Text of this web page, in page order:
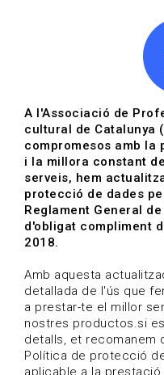
Actualitza't
Vols estar al dia?
HOME / BLOG
Convocatòries,
A l'Associació de
cultural de Catalunya
compromesos amb la
i la millora constant
serveis, hem
protecció de dades
Reglament General
d'obligat compliment
2018.
Amb aquesta
detallada de l'ús que
a prestar-te el millor
nostres productos.si
detalls, et recomanem
Política de protecció
aplicable a la